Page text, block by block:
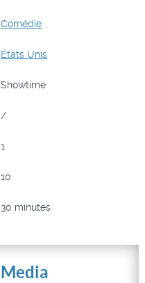
Comédie
États Unis
Showtime
/
1
10
30 minutes
Media